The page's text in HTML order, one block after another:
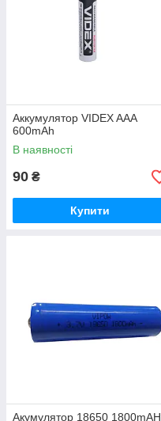
Аккумулятор VIDEX AАA
600mAh
В наявності
90 ₴
Купити
Акумулятор 18650 1800mAH